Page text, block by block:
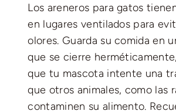
Los areneros para gatos
en lugares ventilados para
olores. Guarda su comida en
que se cierre
que tu mascota intente una
que otros animales, como las
contaminen su alimento.